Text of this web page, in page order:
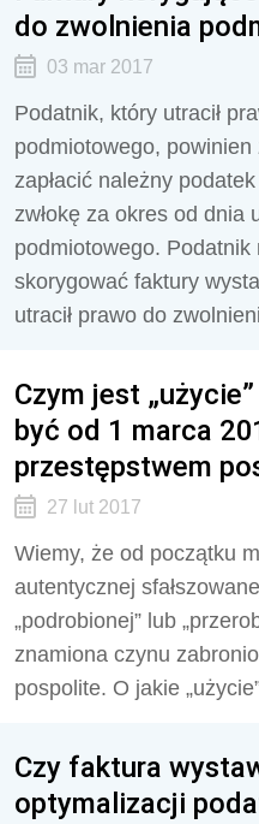
do zwolnienia
03 mar 2017
Podatnik, który utracił
podmiotowego, powinien
zapłacić należny
zwłokę za okres od dnia
podmiotowego.
skorygować faktury
utracił prawo do
Czym jest
być od 1 marca
przestępstwem
27 lut 2017
Wiemy, że od początku
autentycznej
„podrobionej” lub
znamiona czynu
pospolite. O jakie
Czy faktura
optymalizacji